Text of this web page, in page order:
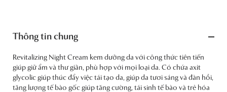
Thông tin chung
Revitalizing Night Cream kem dưỡng da với công thức tiên tiến
giúp giữ ẩm và thư giãn, phù hợp với mọi loại da. Có chứa axit
glycolic giúp thúc đẩy việc tái tạo da, giúp da tươi sáng và đàn hồi,
tăng lượng tế bào gốc giúp tăng cường, tái sinh tế bào và trẻ hóa